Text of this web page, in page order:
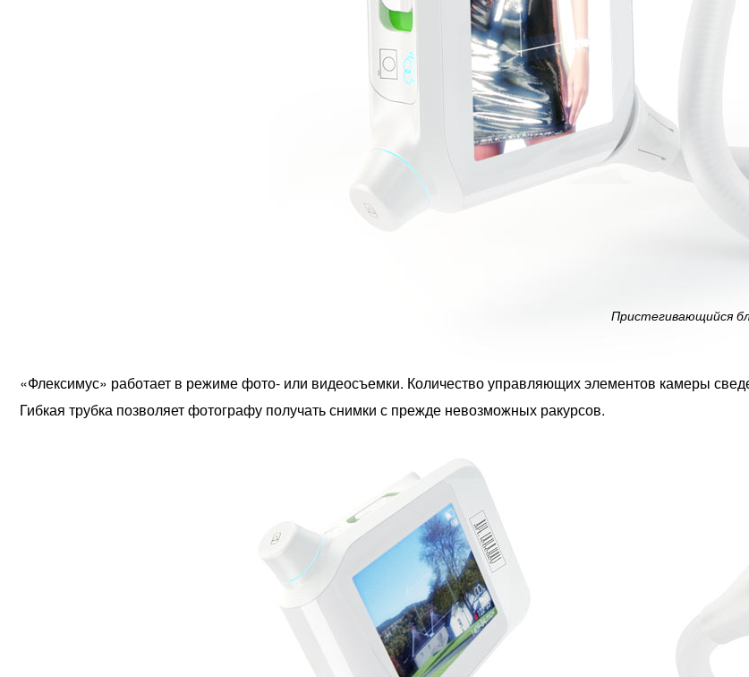
Пристегивающийся
«Флексимус» работает в режиме фото- или видеосъемки. Количество управляющих элементов камеры
Гибкая трубка позволяет фотографу получать снимки с прежде невозможных ракурсов.